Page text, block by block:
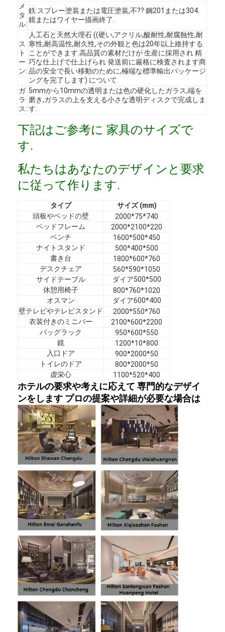
ホーム
ビデオ
VRショー
私たちについて
工場見学
品質管理
お問い合わせ
ニュース
事例
よくある質問
今雑談しなさい
ホテル家具
ヴィラ家具
アパートの家具
商用クラブ家具
ダイニングルームの家具
オフィス家具
据え付け家具
装飾された家具
メ
タ
ル:
鉄:スプレー塗装または電圧塗装,不?? 鋼201または304.
鏡またはワイヤー描画終了.
ス
ト
ー
ン:
人工石と天然大理石 ((硬い,アクリル,酸耐性,耐腐蝕性,耐
寒性,耐高温性,耐久性,その外観と色は20年以上維持する
ことができます.高品質の素材だけが 生産に採用され 精
巧な仕上げで仕上げられ 発送前に厳格に検査されます商
品の安全で長い移動のために,極端な標準輸出パッケージ
ングを完了します) について
ガ
ラ
ス:
5mmから10mmの透明または色の硬化したガラス,端を
磨き,ガラスの上を支える小さな透明ディスクで完成しま
す.
下記はご参考に 家具のサイズで
す.
私たちはあなたのデザインと要求
に従って作ります.
タイプ
サイズ (mm)
頭板やベッドの壁
2000*75*740
ベッドフレーム
2000*2100*220
ベンチ
1600*500*450
ナイトスタンド
500*400*500
書き台
1800*600*760
デスクチェア
560*590*1050
サイドテーブル
ダイア500*500
休憩用椅子
800*760*1020
オスマン
ダイア600*400
壁テレビやテレビスタンド
2000*550*760
衣装付きのミニバー
2100*600*2200
バッグラック
950*600*550
鏡
1200*10*800
入口ドア
900*2000*50
トイレのドア
800*2000*50
虚栄心
1100*520*400
ホテルの要求や考えに応えて 専門的なデザイ
ンをします プロの提案や詳細が必要な場合は